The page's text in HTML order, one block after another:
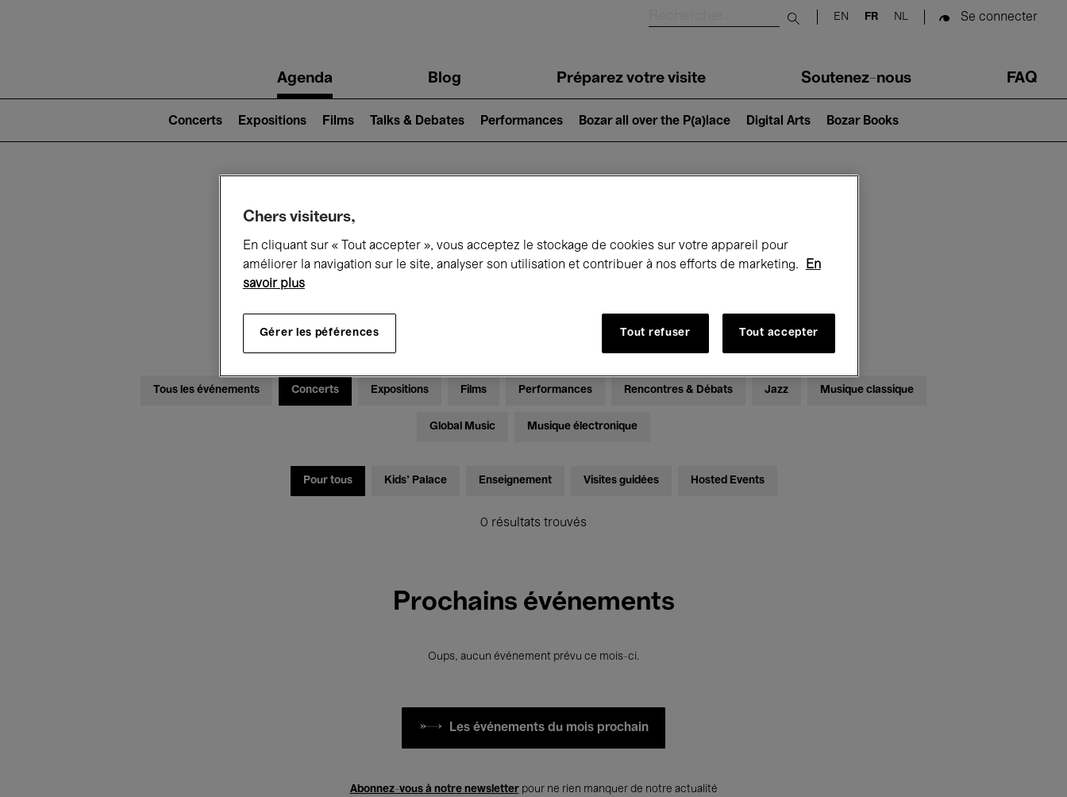
Submit search
EN FR NL Se connecter
navigationAgenda Blog Préparez votre visite Soutenez-nous FAQ
2)
Concerts Expositions Films Talks & Debates Performances Bozar all over the P(a)lace Digital Arts Bozar Books
Ce qui se passe à Bozar
Tous les événements Concerts Expositions Films Performances Rencontres & Débats Jazz Musique classique
Global Music Musique électronique
Pour tous Kids’ Palace Enseignement Visites guidées Hosted Events
0 résultats trouvés
Prochains événements
Oups, aucun événement prévu ce mois-ci.
Les événements du mois prochain
Abonnez-vous à notre newsletterpour ne rien manquer de notre actualité
Chers visiteurs,
En cliquant sur « Tout accepter », vous acceptez le stockage de cookies sur votre appareil pour
améliorer la navigation sur le site, analyser son utilisation et contribuer à nos efforts de marketing.
En
savoir plus
Gérer les péférences Tout refuser Tout accepter